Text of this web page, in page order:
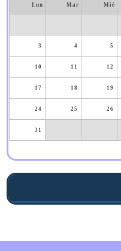
Lun Mar Mié
3 4 5
10 11 12
17 18 19
24 25 26
31